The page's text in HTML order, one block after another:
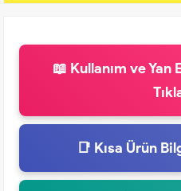
📖 Kullanım ve
📑 Kısa Ürün